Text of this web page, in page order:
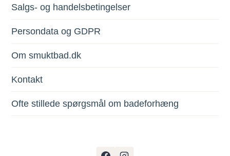
Salgs- og handelsbetingelser
Persondata og GDPR
Om smuktbad.dk
Kontakt
Ofte stillede spørgsmål om badeforhæng